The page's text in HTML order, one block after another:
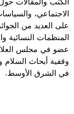
الاجتماعي،
على العديد من
المنظمات النسائية
عضو في مجلس
وقفية أبحاث
في الشرق الأوسط.